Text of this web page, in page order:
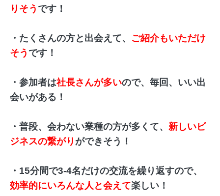
りそう です！
・たくさんの方と出会えて、
ご紹介もいただけ
そう です！
・参加者は社長さんが多いので、毎回、いい出
会いがある！
・普段、会わない業種の方が多くて、 新しいビ
ジネスの繋がり ができそう！
・15分間で3-4名だけの交流を繰り返すので、
効率的にいろんな人と会えて楽しい！